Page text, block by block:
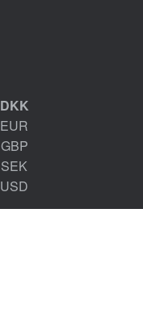
DKK
EUR
GBP
SEK
USD